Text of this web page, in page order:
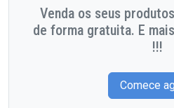
Venda os seus
de forma gratuita. E
!!!
Comece